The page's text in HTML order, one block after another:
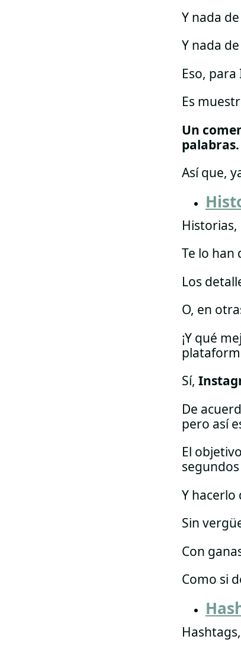
Y nada de
Y nada
Eso,
Es
Un
palabras.
Así que,
Te lo han
Los
O, en
¡Y qué
Sí,
De
pero así
El
Y
Sin
Con
Como si